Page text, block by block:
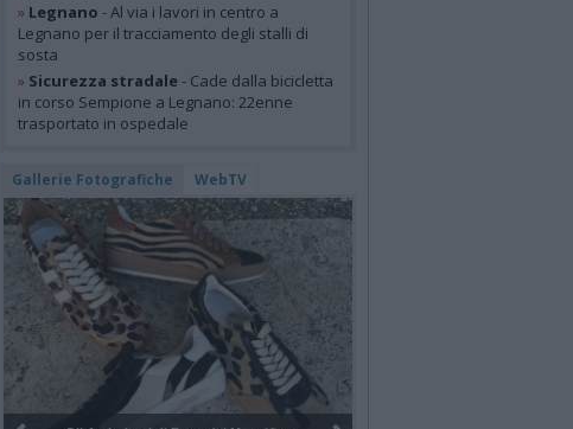
» Legnano - Al via i lavori in centro a
Legnano per il tracciamento degli stalli di
sosta
» Sicurezza stradale- Cade dalla bicicletta
in corso Sempione a Legnano: 22enne
trasportato in ospedale
Gallerie Fotografiche WebTV